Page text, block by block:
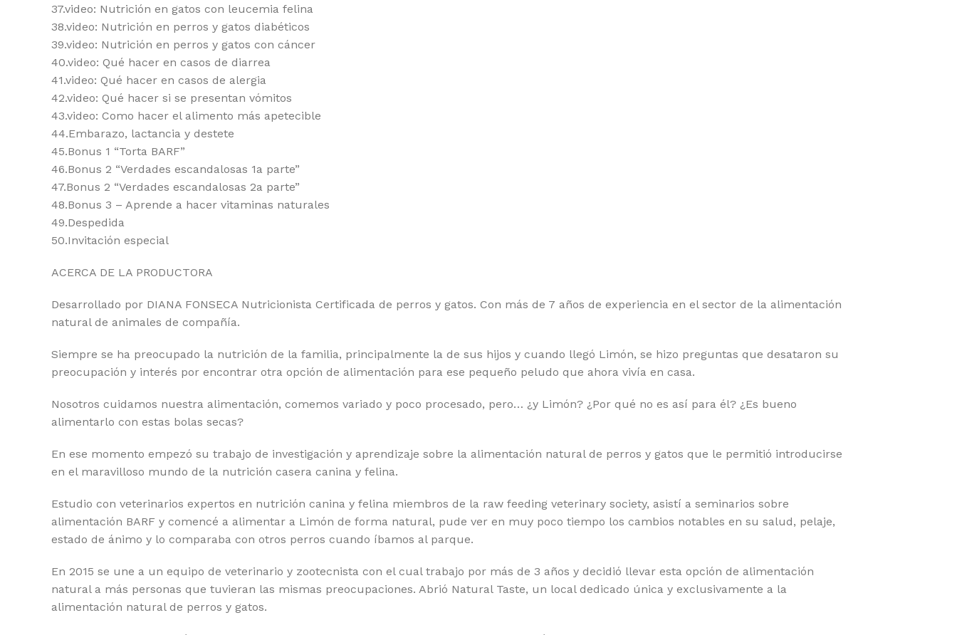
37.video: Nutrición en gatos con leucemia felina
38.video: Nutrición en perros y gatos diabéticos
39.video: Nutrición en perros y gatos con cáncer
40.video: Qué hacer en casos de diarrea
41.video: Qué hacer en casos de alergia
42.video: Qué hacer si se presentan vómitos
43.video: Como hacer el alimento más apetecible
44.Embarazo, lactancia y destete
45.Bonus 1 “Torta BARF”
46.Bonus 2 “Verdades escandalosas 1a parte”
47.Bonus 2 “Verdades escandalosas 2a parte”
48.Bonus 3 – Aprende a hacer vitaminas naturales
49.Despedida
50.Invitación especial
ACERCA DE LA PRODUCTORA
Desarrollado por DIANA FONSECA Nutricionista Certificada de perros y gatos. Con más de 7 años de experiencia en el sector de la alimentación
natural de animales de compañía.
Siempre se ha preocupado la nutrición de la familia, principalmente la de sus hijos y cuando llegó Limón, se hizo preguntas que desataron su
preocupación y interés por encontrar otra opción de alimentación para ese pequeño peludo que ahora vivía en casa.
Nosotros cuidamos nuestra alimentación, comemos variado y poco procesado, pero… ¿y Limón? ¿Por qué no es así para él? ¿Es bueno
alimentarlo con estas bolas secas?
En ese momento empezó su trabajo de investigación y aprendizaje sobre la alimentación natural de perros y gatos que le permitió introducirse
en el maravilloso mundo de la nutrición casera canina y felina.
Estudio con veterinarios expertos en nutrición canina y felina miembros de la raw feeding veterinary society, asistí a seminarios sobre
alimentación BARF y comencé a alimentar a Limón de forma natural, pude ver en muy poco tiempo los cambios notables en su salud, pelaje,
estado de ánimo y lo comparaba con otros perros cuando íbamos al parque.
En 2015 se une a un equipo de veterinario y zootecnista con el cual trabajo por más de 3 años y decidió llevar esta opción de alimentación
natural a más personas que tuvieran las mismas preocupaciones. Abrió Natural Taste, un local dedicado única y exclusivamente a la
alimentación natural de perros y gatos.